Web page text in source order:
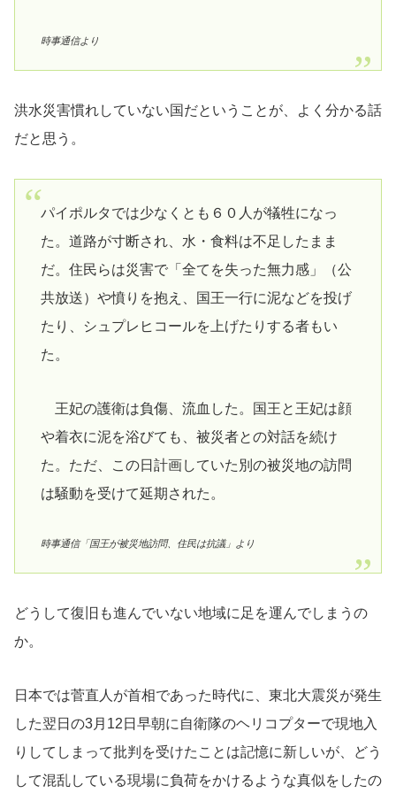
時事通信より
洪水災害慣れしていない国だということが、よく分かる話
だと思う。
パイポルタでは少なくとも６０人が犠牲になっ
た。道路が寸断され、水・食料は不足したまま
だ。住民らは災害で「全てを失った無力感」（公
共放送）や憤りを抱え、国王一行に泥などを投げ
たり、シュプレヒコールを上げたりする者もい
た。
王妃の護衛は負傷、流血した。国王と王妃は顔
や着衣に泥を浴びても、被災者との対話を続け
た。ただ、この日計画していた別の被災地の訪問
は騒動を受けて延期された。
時事通信「国王が被災地訪問、住民は抗議」より
どうして復旧も進んでいない地域に足を運んでしまうの
か。
日本では菅直人が首相であった時代に、東北大震災が発生
した翌日の3月12日早朝に自衛隊のヘリコプターで現地入
りしてしまって批判を受けたことは記憶に新しいが、どう
して混乱している現場に負荷をかけるような真似をしたの